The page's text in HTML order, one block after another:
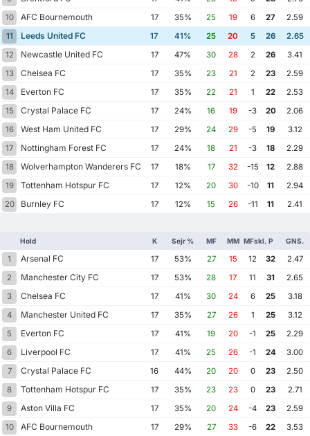
10
AFC Bournemouth 17 35% 25 19 6 27
2.59
11
Leeds United FC 17 41% 25 20 5 26
2.65
12
Newcastle United FC 17 47% 30 28 2 26
3.41
13
Chelsea FC 17 35% 23 21 2 23
2.59
14
Everton FC 17 35% 22 21 1 22
2.53
15
Crystal Palace FC 17 24% 16 19 -3 20
2.06
16
West Ham United FC 17 29% 24 29 -5 19
3.12
17
Nottingham Forest FC 17 24% 18 21 -3 18
2.29
18
Wolverhampton Wanderers FC 17 18% 17 32 -15 12
2.88
19
Tottenham Hotspur FC 17 12% 20 30 -10 11
2.94
20
Burnley FC 17 12% 15 26 -11 11 2.41
Hold K Sejr % MF MM MFskl. P GNS.
1 Arsenal FC 17 53% 27 15 12 32
2.47
2
Manchester City FC 17 53% 28 17 11 31
2.65
3
Chelsea FC 17 41% 30 24 6 25
3.18
4
Manchester United FC 17 35% 27 26 1 25
3.12
5
Everton FC 17 41% 19 20 -1 25
2.29
6
Liverpool FC 17 41% 25 26 -1 24
3.00
7
Crystal Palace FC 16 44% 20 20 0 23
2.50
8
Tottenham Hotspur FC 17 35% 23 23 0 23
2.71
9
Aston Villa FC 17 35% 20 24 -4 23
2.59
10
AFC Bournemouth 17 29% 27 33 -6 22
3.53